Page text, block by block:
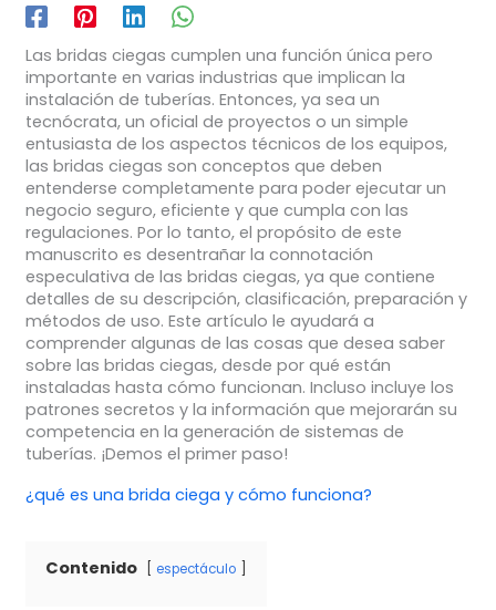
Las bridas ciegas cumplen una función única pero
importante en varias industrias que implican la
instalación de tuberías. Entonces, ya sea un
tecnócrata, un oficial de proyectos o un simple
entusiasta de los aspectos técnicos de los equipos,
las bridas ciegas son conceptos que deben
entenderse completamente para poder ejecutar un
negocio seguro, eficiente y que cumpla con las
regulaciones. Por lo tanto, el propósito de este
manuscrito es desentrañar la connotación
especulativa de las bridas ciegas, ya que contiene
detalles de su descripción, clasificación, preparación y
métodos de uso. Este artículo le ayudará a
comprender algunas de las cosas que desea saber
sobre las bridas ciegas, desde por qué están
instaladas hasta cómo funcionan. Incluso incluye los
patrones secretos y la información que mejorarán su
competencia en la generación de sistemas de
tuberías. ¡Demos el primer paso!
¿qué es una brida ciega y cómo funciona?
Contenido espectáculo